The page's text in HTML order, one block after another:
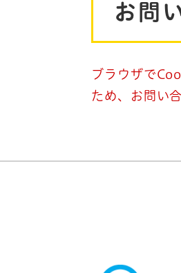
お問
ブラウザで
ため、お問い